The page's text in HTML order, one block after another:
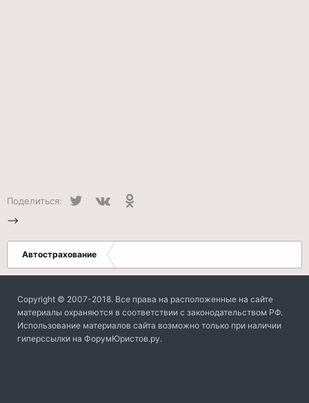
Поделиться: Twitter
-->
Автострахование
Copyright © 2007-2018. Все права на расположенные на сайте
материалы охраняются в соответствии с законодательством РФ.
Использование материалов сайта возможно только при наличии
гиперссылки на ФорумЮристов.ру.